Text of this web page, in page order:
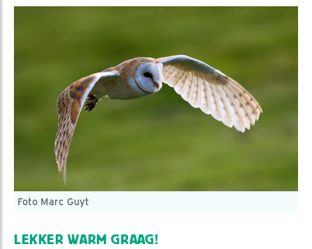
Foto Marc Guyt
LEKKER WARM GRAAG!